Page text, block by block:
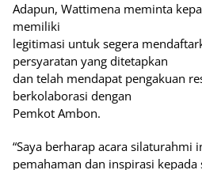
Adapun, Wattimena meminta
memiliki
legitimasi untuk segera
persyaratan yang ditetapkan
dan telah mendapat pengakuan
berkolaborasi dengan
Pemkot Ambon.
“Saya berharap acara silaturahmi
pemahaman dan inspirasi